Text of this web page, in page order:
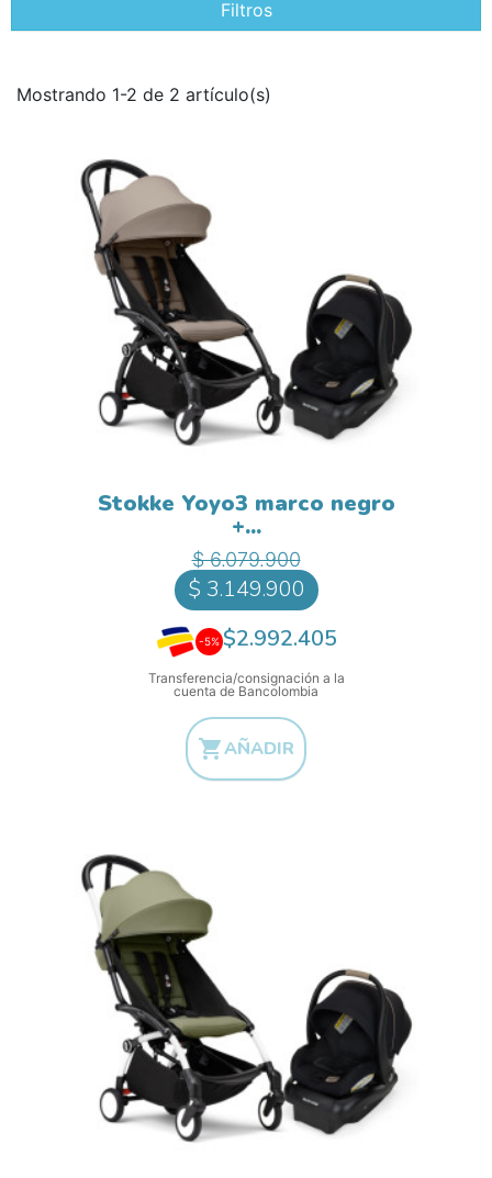
Filtros
Mostrando 1-2 de 2 artículo(s)
Stokke Yoyo3 marco negro
+...Precio base
$ 6.079.900Precio
$ 3.149.900
-5% $2.992.405
Transferencia/consignación a la
cuenta de Bancolombia
AÑADIR